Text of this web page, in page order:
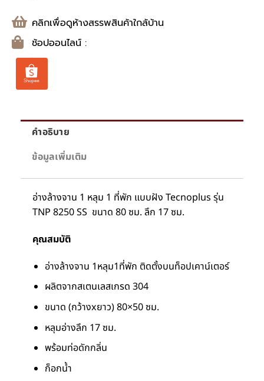
คลิกเพื่อดูห้างสรรพสินค้าใกล้บ้าน
ช้อปออนไลน์ :
คำอธิบาย
ข้อมูลเพิ่มเติม
อ่างล้างจาน 1 หลุม 1 ที่พัก แบบฝัง Tecnoplus รุ่น
TNP 8250 SS ขนาด 80 ซม. ลึก 17 ซม.
คุณสมบัติ
อ่างล้างจาน 1หลุม1ที่พัก ติดตั้งบนท็อปเคาน์เตอร์
ผลิตจากสเตนเลสเกรด 304
ขนาด (กว้างxยาว) 80×50 ซม.
หลุมอ่างลึก 17 ซม.
พร้อมท่อดักกลิ่น
ก็อกน้ำ